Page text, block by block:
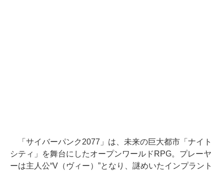
「サイバーパンク2077」は、未来の巨大都市「ナイト
シティ」を舞台にしたオープンワールドRPG。プレーヤ
ーは主人公“V（ヴィー）”となり、謎めいたインプラント